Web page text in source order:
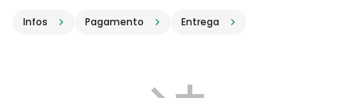
Infos Pagamento Entrega